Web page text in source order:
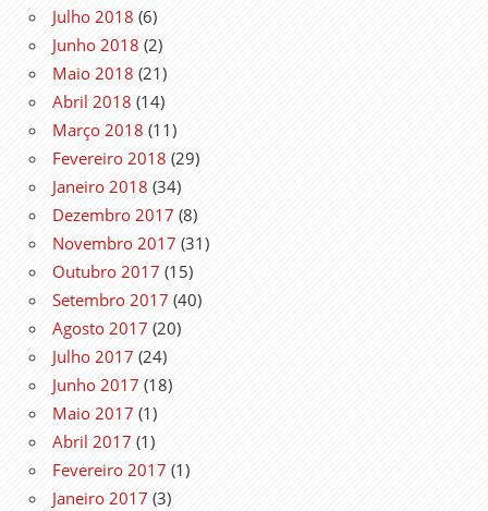
Julho 2018 (6)
Junho 2018 (2)
Maio 2018 (21)
Abril 2018 (14)
Março 2018 (11)
Fevereiro 2018 (29)
Janeiro 2018 (34)
Dezembro 2017 (8)
Novembro 2017 (31)
Outubro 2017 (15)
Setembro 2017 (40)
Agosto 2017 (20)
Julho 2017 (24)
Junho 2017 (18)
Maio 2017 (1)
Abril 2017 (1)
Fevereiro 2017 (1)
Janeiro 2017 (3)